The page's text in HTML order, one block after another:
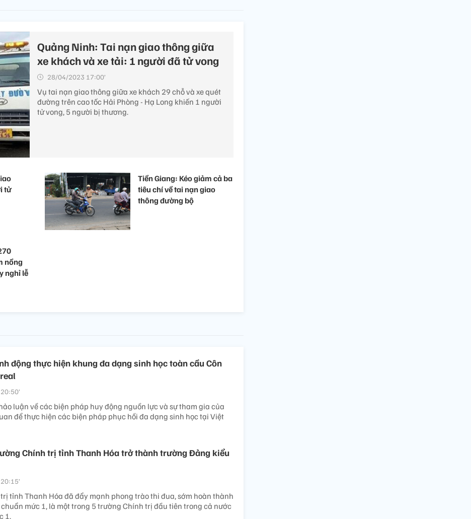
Quảng Ninh: Tai nạn giao thông giữa
xe khách và xe tải: 1 người đã tử vong
28/04/2023 17:00’
Vụ tai nạn giao thông giữa xe khách 29 chỗ và xe quét
đường trên cao tốc Hải Phòng - Hạ Long khiến 1 người
tử vong, 5 người bị thương.
tử
Tiền Giang: Kéo giảm cả ba
tiêu chí về tai nạn giao
thông đường bộ
nồng
nghỉ lễ
động thực hiện khung đa dạng sinh học toàn cầu Côn
luận về các biện pháp huy động nguồn lực và sự tham gia của
để thực hiện các biện pháp phục hồi đa dạng sinh học tại Việt
Chính trị tỉnh Thanh Hóa trở thành trường Đảng kiểu
tỉnh Thanh Hóa đã đẩy mạnh phong trào thi đua, sớm hoàn thành
mức 1, là một trong 5 trường Chính trị đầu tiên trong cả nước
1.